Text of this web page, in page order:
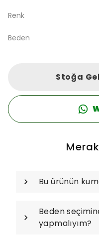
Renk
Beden
Stoğa
Bu ürünün
Beden
yapmalıyım?